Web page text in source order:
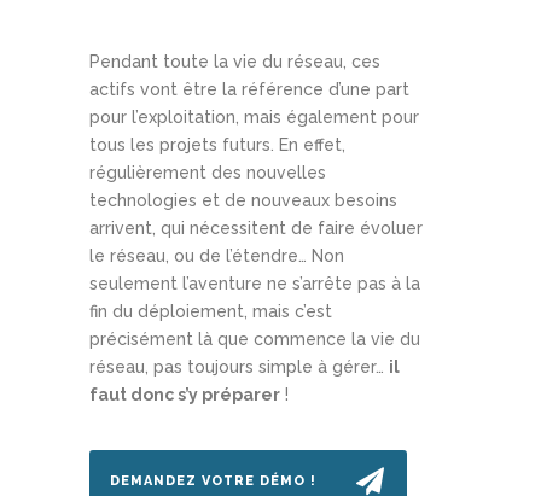
Pendant toute la vie du réseau, ces
actifs vont être la référence d’une part
pour l’exploitation, mais également pour
tous les projets futurs. En effet,
régulièrement des nouvelles
technologies et de nouveaux besoins
arrivent, qui nécessitent de faire évoluer
le réseau, ou de l’étendre… Non
seulement l’aventure ne s’arrête pas à la
fin du déploiement, mais c’est
précisément là que commence la vie du
réseau, pas toujours simple à gérer… il
faut donc s’y préparer !
DEMANDEZ VOTRE DÉMO !